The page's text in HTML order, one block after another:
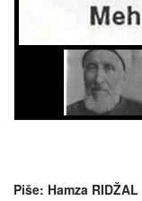
Piše: Hamza RIDŽAL